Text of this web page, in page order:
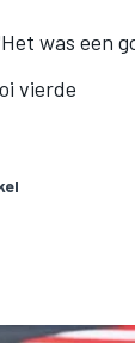
was een
vierde